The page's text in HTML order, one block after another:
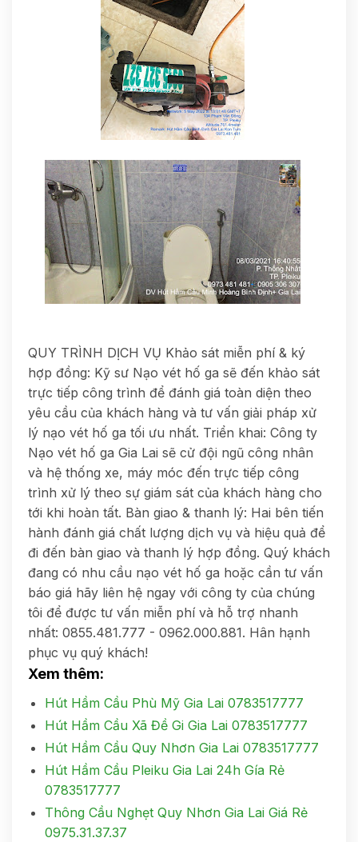
QUY TRÌNH DỊCH VỤ Khảo sát miễn phí & ký
hợp đồng: Kỹ sư Nạo vét hố ga sẽ đến khảo sát
trực tiếp công trình để đánh giá toàn diện theo
yêu cầu của khách hàng và tư vấn giải pháp xử
lý nạo vét hố ga tối ưu nhất. Triển khai: Công ty
Nạo vét hố ga Gia Lai sẽ cử đội ngũ công nhân
và hệ thống xe, máy móc đến trực tiếp công
trình xử lý theo sự giám sát của khách hàng cho
tới khi hoàn tất. Bàn giao & thanh lý: Hai bên tiến
hành đánh giá chất lượng dịch vụ và hiệu quả để
đi đến bàn giao và thanh lý hợp đồng. Quý khách
đang có nhu cầu nạo vét hố ga hoặc cần tư vấn
báo giá hãy liên hệ ngay với công ty của chúng
tôi để được tư vấn miễn phí và hỗ trợ nhanh
nhất: 0855.481.777 - 0962.000.881. Hân hạnh
phục vụ quý khách!
Xem thêm:
Hút Hầm Cầu Phù Mỹ Gia Lai 0783517777
Hút Hầm Cầu Xã Đề Gi Gia Lai 0783517777
Hút Hầm Cầu Quy Nhơn Gia Lai 0783517777
Hút Hầm Cầu Pleiku Gia Lai 24h Gía Rẻ
0783517777
Thông Cầu Nghẹt Quy Nhơn Gia Lai Giá Rẻ
0975.31.37.37